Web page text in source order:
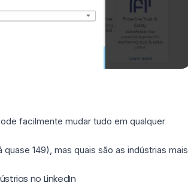
facilmente mudar tudo em qualquer
149), mas quais são as indústrias mais
no LinkedIn